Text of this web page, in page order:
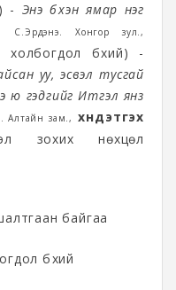
- Энэ бүхэн ямар нэг
С.Эрдэнэ. Хонгор зул.,
холбогдол бүхий) -
уу, эсвэл тусгай
гэдгийг Итгэл янз
Алтайн зам., хүндэтгэх
зохих нөхцөл
байгаа
бүхий